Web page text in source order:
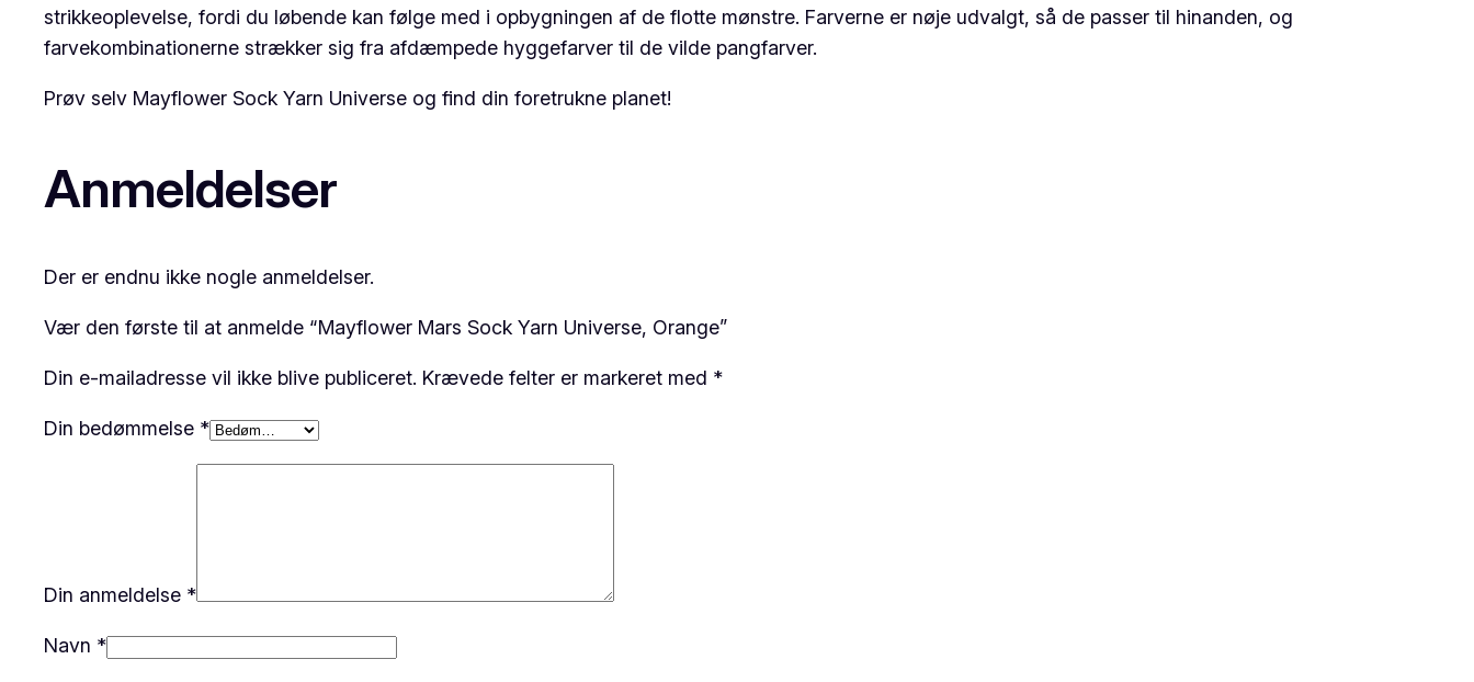
,
n
t
strikkeoplevelse, fordi du løbende kan følge med i opbygningen af de flotte mønstre. Farverne er nøje udvalgt, så de passer til hinanden, og
farvekombinationerne strækker sig fra afdæmpede hyggefarver til de vilde pangfarver.
Prøv selv Mayflower Sock Yarn Universe og find din foretrukne planet!
Anmeldelser
Der er endnu ikke nogle anmeldelser.
Vær den første til at anmelde “Mayflower Mars Sock Yarn Universe, Orange”
Din e-mailadresse vil ikke blive publiceret. Krævede felter er markeret med *
Din bedømmelse *
Din anmeldelse *
Navn *